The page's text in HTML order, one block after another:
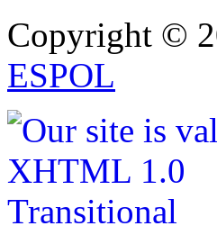
Copyright ©
ESPOL